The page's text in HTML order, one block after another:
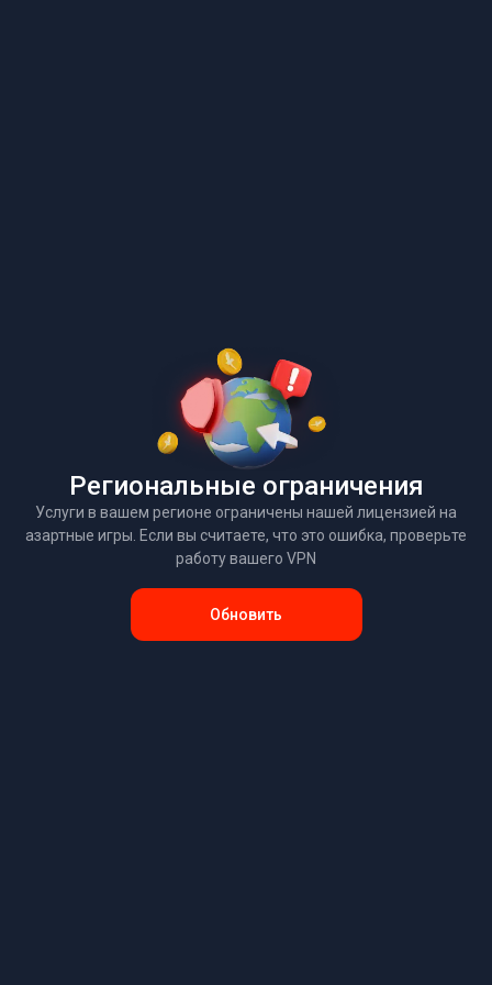
Региональные ограничения
Услуги в вашем регионе ограничены нашей лицензией на
азартные игры. Если вы считаете, что это ошибка, проверьте
работу вашего VPN
Обновить